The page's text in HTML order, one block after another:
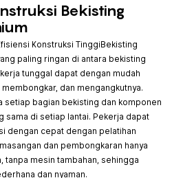
Bekisting
Konstruksi TinggiBekisting
paling ringan di antara bekisting
tunggal dapat dengan mudah
dan mengangkutnya.
setiap bagian bekisting dan komponen
sama di setiap lantai. Pekerja dapat
dengan cepat dengan pelatihan
dan pembongkaran hanya
tanpa mesin tambahan, sehingga
dan nyaman.